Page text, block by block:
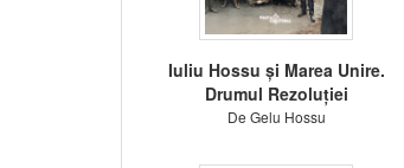
Iuliu Hossu și Marea Unire.
Drumul Rezoluției
De Gelu Hossu